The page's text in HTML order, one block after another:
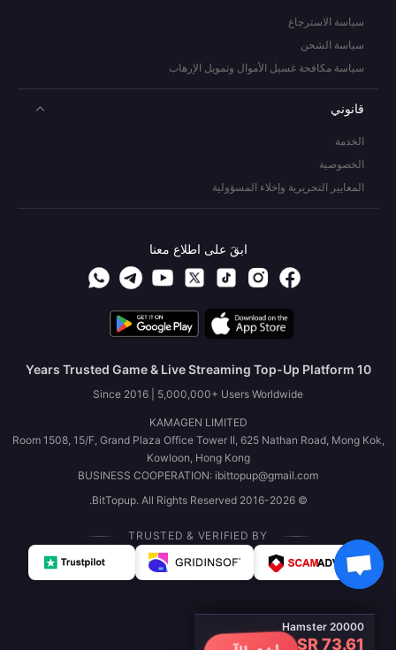
Hamster 20000
SR 73.61
سياسة الاسترجاع
سياسة الشحن
سياسة مكافحة غسيل الأموال وتمويل الإرهاب
قانوني
الخدمة
الخصوصية
المعايير التحريرية وإخلاء المسؤولية
ابقَ على اطلاع معنا
10 Years Trusted Game & Live Streaming Top-Up Platform
Since 2016 | 5,000,000+ Users Worldwide
KAMAGEN LIMITED
Room 1508, 15/F, Grand Plaza Office Tower II, 625 Nathan Road, Mong Kok,
Kowloon, Hong Kong
BUSINESS COOPERATION: ibittopup@gmail.com
© 2016-2026 BitTopup. All Rights Reserved.
TRUSTED & VERIFIED BY